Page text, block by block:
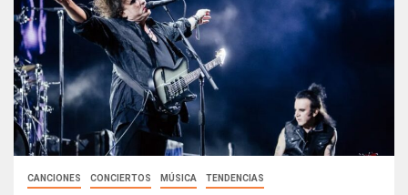
CANCIONES CONCIERTOS MÚSICA TENDENCIAS